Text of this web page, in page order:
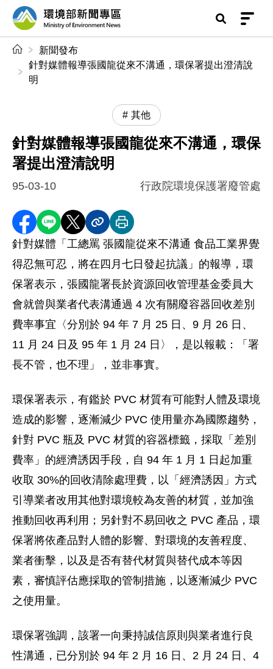
前往中央內容區塊
環境部新聞專區
新聞發布
針對媒體報導張國龍從來不溝通，環保署提出澄清說
明
其他
針對媒體報導張國龍從來不溝通，環保
署提出澄清說明
95-03-10 行政院環境保護署廢管處
分享至 Facebook
分享到 LINE
分享到 X分享內容連結
列印本頁
針對媒體「工總罵 張國龍從來不溝通 食品工業界覺
得忍無可忍，將在四月七日發起抗議」的報導，環
保署表示，張國龍署長於資源回收管理基金委員大
會就曾與業者代表溝通過 4 次有關廢容器回收差別
費率事宜〈分別於 94 年 7 月 25 日、9 月 26 日、
11 月 24 日及 95 年 1 月 24 日〉，是以報載：「署
長不管，也不理」，並非事實。
環保署表示，有鑑於 PVC 材質有可能對人體及環境
造成的影響，逐漸減少 PVC 使用量亦為國際趨勢，
針對 PVC 瓶及 PVC 材質的容器標籤，採取「差別
費率」的經濟誘因手段，自 94 年 1 月 1 日起加重
收取 30%的回收清除處理費，以「經濟誘因」方式
引導業者改用其他對環境較為友善的材質，並加強
推動回收再利用；另針對不易回收之 PVC 產品，環
保署將依產品對人體的影響、對環境的友善程度、
業者衝擊，以及是否有替代材質與替代成本等因
素，審慎評估應採取的管制措施，以逐漸減少 PVC
之使用量。
環保署強調，該署一向秉持誠信原則與業者進行良
性溝通，已分別於 94 年 2 月 16 日、2 月 24 日、4